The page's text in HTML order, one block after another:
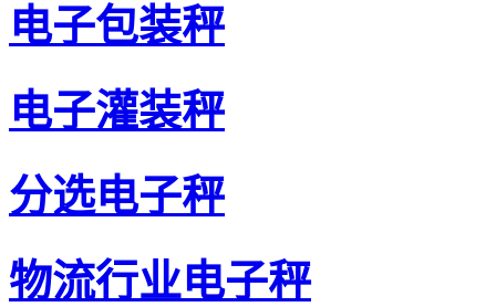
电子包装秤
电子灌装秤
分选电子秤
物流行业电子秤